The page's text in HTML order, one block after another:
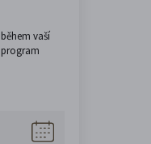
vaší
program